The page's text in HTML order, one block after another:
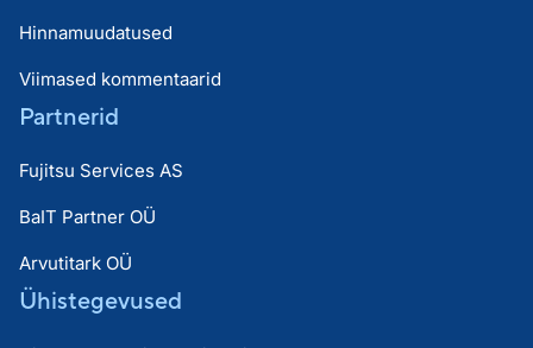
Hinnamuudatused
Viimased kommentaarid
Partnerid
Fujitsu Services AS
BaIT Partner OÜ
Arvutitark OÜ
Ühistegevused